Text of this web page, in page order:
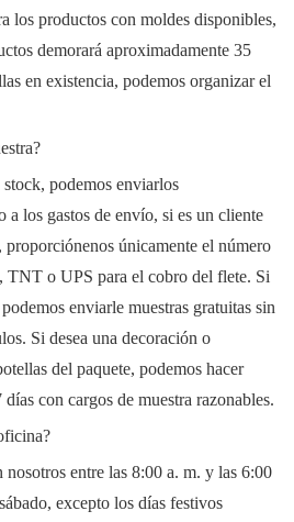
los productos con moldes disponibles,
demorará aproximadamente 35
en existencia, podemos organizar el
podemos enviarlos
a los gastos de envío, si es un cliente
proporciónenos únicamente el número
TNT o UPS para el cobro del flete. Si
enviarle muestras gratuitas sin
Si desea una decoración o
del paquete, podemos hacer
con cargos de muestra razonables.
nosotros entre las 8:00 a. m. y las 6:00
excepto los días festivos